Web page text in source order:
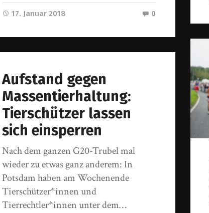
17. Januar 2018 0
Aufstand gegen
Massentierhaltung:
Tierschützer lassen
sich einsperren
Nach dem ganzen G20-Trubel mal
wieder zu etwas ganz anderem: In
Potsdam haben am Wochenende
Tierschützer*innen und
Tierrechtler*innen unter dem…